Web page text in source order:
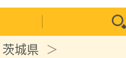
茨城県